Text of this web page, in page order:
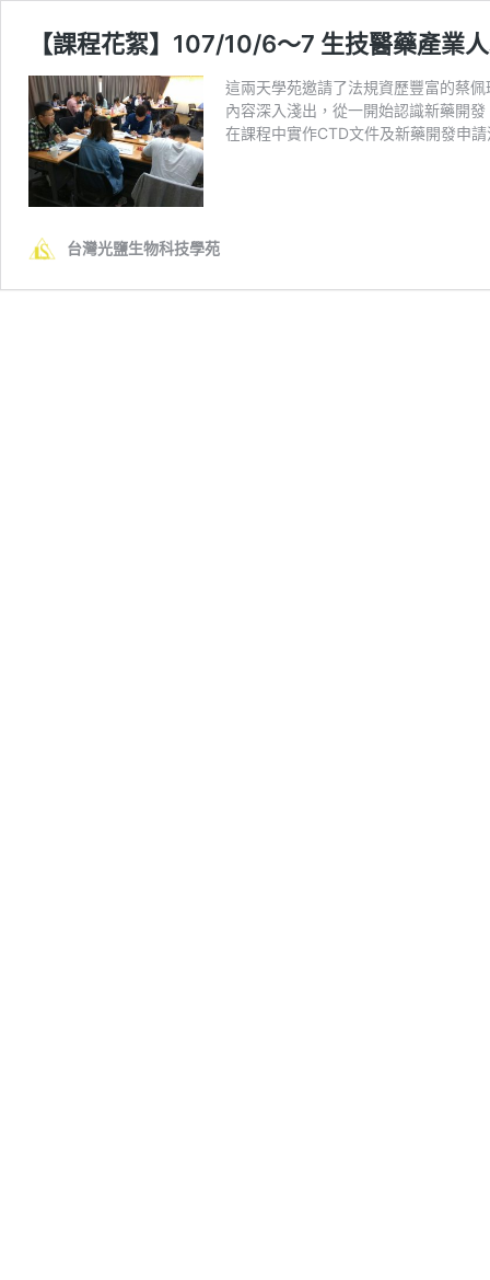
【課程花絮】107/10/6～7 生技醫藥產業
這兩天學苑邀請了法規資歷豐富的蔡
內容深入淺出，從一開始認識新藥開
在課程中實作CTD文件及新藥開發申
台灣光鹽生物科技學苑